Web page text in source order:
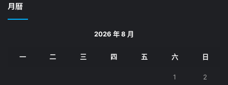
月曆
2026 年 8 月
一 二 三 四 五 六 日
1 2